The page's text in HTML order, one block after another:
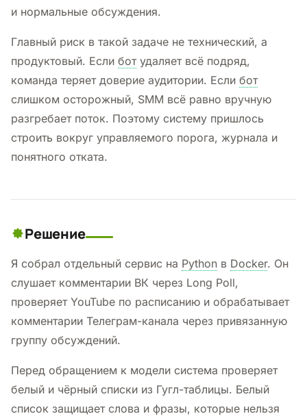
и нормальные обсуждения.
Главный риск в такой задаче не технический, а
продуктовый. Если ботудаляет всё подряд,
команда теряет доверие аудитории. Если бот
слишком осторожный, SMM всё равно вручную
разгребает поток. Поэтому систему пришлось
строить вокруг управляемого порога, журнала и
понятного отката.
Решение
Я собрал отдельный сервис на Python в Docker. Он
слушает комментарии ВК через Long Poll,
проверяет YouTube по расписанию и обрабатывает
комментарии Телеграм-канала через привязанную
группу обсуждений.
Перед обращением к модели система проверяет
белый и чёрный списки из Гугл-таблицы. Белый
список защищает слова и фразы, которые нельзя